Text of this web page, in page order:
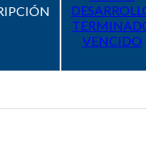
VENCIDO